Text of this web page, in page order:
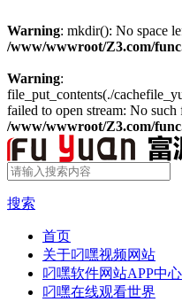
Warning: mkdir(): No space
/www/wwwroot/Z3.com/
Warning:
file_put_contents(./
failed to open stream: No
/www/wwwroot/Z3.com/
搜索
首页
关于叼嘿视频网站
叼嘿软件网站APP中心
叼嘿在线观看世界